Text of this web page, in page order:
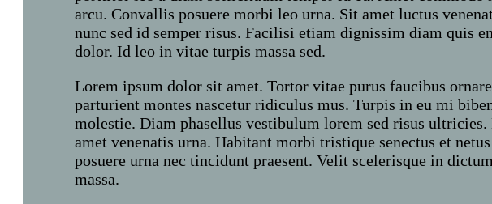
arcu. Convallis posuere morbi leo urna. Sit amet luctus
nunc sed id semper risus. Facilisi etiam dignissim diam quis
dolor. Id leo in vitae turpis massa sed.
Lorem ipsum dolor sit amet. Tortor vitae purus faucibus
parturient montes nascetur ridiculus mus. Turpis in eu mi
molestie. Diam phasellus vestibulum lorem sed risus
amet venenatis urna. Habitant morbi tristique senectus et
posuere urna nec tincidunt praesent. Velit scelerisque in
massa.